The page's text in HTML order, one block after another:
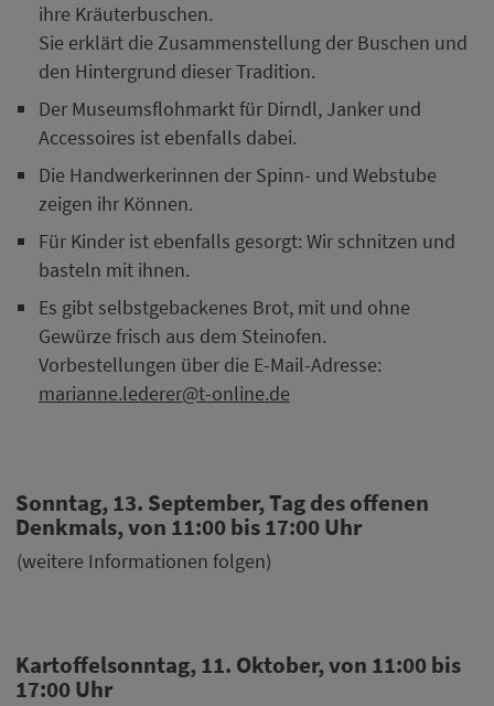
ihre Kräuterbuschen.
Sie erklärt die Zusammenstellung der Buschen und
den Hintergrund dieser Tradition.
Der Museumsflohmarkt für Dirndl, Janker und
Accessoires ist ebenfalls dabei.
Die Handwerkerinnen der Spinn- und Webstube
zeigen ihr Können.
Für Kinder ist ebenfalls gesorgt: Wir schnitzen und
basteln mit ihnen.
Es gibt selbstgebackenes Brot, mit und ohne
Gewürze frisch aus dem Steinofen.
Vorbestellungen über die E-Mail-Adresse:
marianne.lederer@t-online.de
Sonntag, 13. September, Tag des offenen
Denkmals, von 11:00 bis 17:00 Uhr
(weitere Informationen folgen)
Kartoffelsonntag, 11. Oktober, von 11:00 bis
17:00 Uhr